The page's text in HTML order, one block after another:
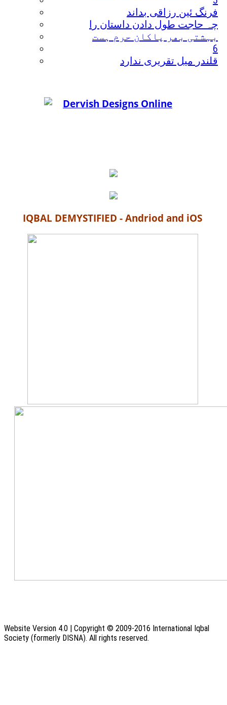
فرنگ ئین رزاقی بداند
چہ حاجت طول دادن داستان را
بہشتی بھر پاکان حرم ہست
6
قلندر میل تقریری ندارد
IQBAL DEMYSTIFIED - Andriod and iOS
Website Version 4.0 | Copyright © 2009-2016 International Iqbal
Society (formerly DISNA). All rights reserved.